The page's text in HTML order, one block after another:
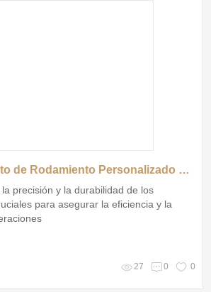
Troquel de Asiento de Rodamiento Personalizado para Minería de Hongmaoda
precisión y la durabilidad de los
para asegurar la eficiencia y la
27 0 0